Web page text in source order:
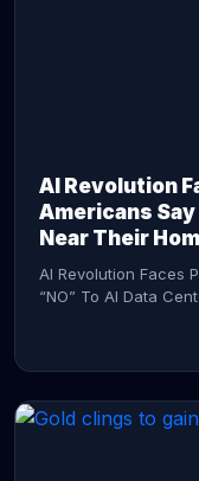
AI Revolution
Americans Say
Near Their
AI Revolution Faces
“NO” To AI Data